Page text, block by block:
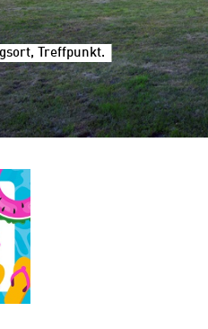
Treffpunkt.